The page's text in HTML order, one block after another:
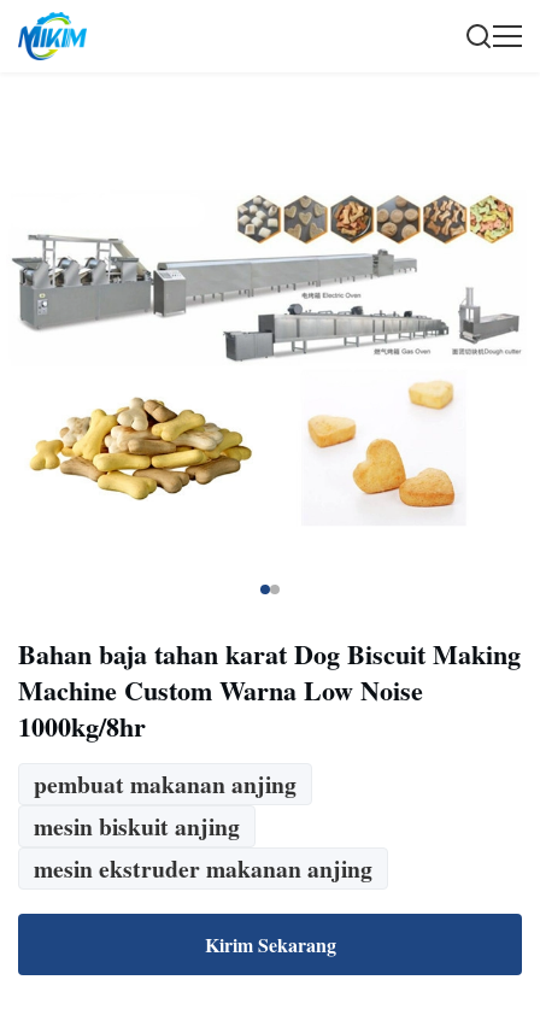
Bahan baja tahan karat Dog Biscuit Making
Machine Custom Warna Low Noise
1000kg/8hr
pembuat makanan anjing
mesin biskuit anjing
mesin ekstruder makanan anjing
Kirim Sekarang